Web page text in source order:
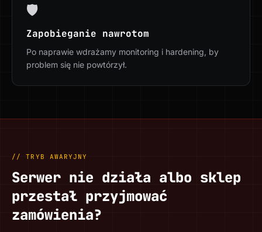
🛡️
Zapobieganie nawrotom
Po naprawie wdrażamy monitoring i hardening, by
problem się nie powtórzył.
// TRYB AWARYJNY
Serwer nie działa albo sklep
przestał przyjmować
zamówienia?